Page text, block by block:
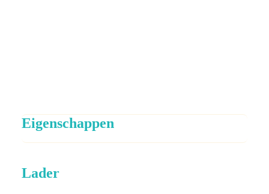
Eigenschappen
Lader